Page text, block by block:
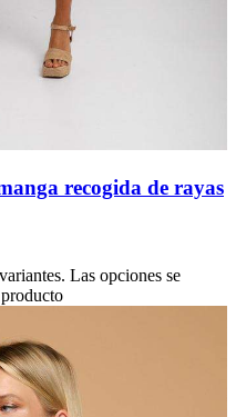
recogida de rayas
Las opciones se